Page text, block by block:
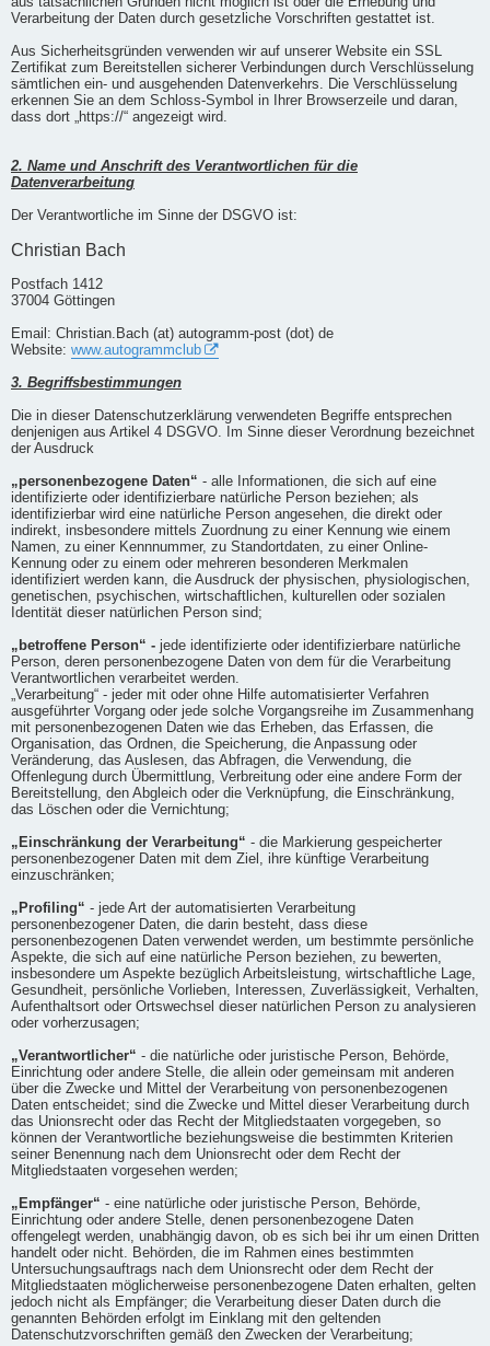
Verarbeitung der Daten durch gesetzliche Vorschriften gestattet ist.
Aus Sicherheitsgründen verwenden wir auf unserer Website ein SSL
Zertifikat zum Bereitstellen sicherer Verbindungen durch Verschlüsselung
sämtlichen ein- und ausgehenden Datenverkehrs. Die Verschlüsselung
erkennen Sie an dem Schloss-Symbol in Ihrer Browserzeile und daran,
dass dort „https://“ angezeigt wird.
2. Name und Anschrift des Verantwortlichen für die
Datenverarbeitung
Der Verantwortliche im Sinne der DSGVO ist:
Christian Bach
Postfach 1412
37004 Göttingen
Email: Christian.Bach (at) autogramm-post (dot) de
Website: www.autogrammclub
3. Begriffsbestimmungen
Die in dieser Datenschutzerklärung verwendeten Begriffe entsprechen
denjenigen aus Artikel 4 DSGVO. Im Sinne dieser Verordnung bezeichnet
der Ausdruck
„personenbezogene Daten“ - alle Informationen, die sich auf eine
identifizierte oder identifizierbare natürliche Person beziehen; als
identifizierbar wird eine natürliche Person angesehen, die direkt oder
indirekt, insbesondere mittels Zuordnung zu einer Kennung wie einem
Namen, zu einer Kennnummer, zu Standortdaten, zu einer Online-
Kennung oder zu einem oder mehreren besonderen Merkmalen
identifiziert werden kann, die Ausdruck der physischen, physiologischen,
genetischen, psychischen, wirtschaftlichen, kulturellen oder sozialen
Identität dieser natürlichen Person sind;
„betroffene Person“ - jede identifizierte oder identifizierbare natürliche
Person, deren personenbezogene Daten von dem für die Verarbeitung
Verantwortlichen verarbeitet werden.
„Verarbeitung“ - jeder mit oder ohne Hilfe automatisierter Verfahren
ausgeführter Vorgang oder jede solche Vorgangsreihe im Zusammenhang
mit personenbezogenen Daten wie das Erheben, das Erfassen, die
Organisation, das Ordnen, die Speicherung, die Anpassung oder
Veränderung, das Auslesen, das Abfragen, die Verwendung, die
Offenlegung durch Übermittlung, Verbreitung oder eine andere Form der
Bereitstellung, den Abgleich oder die Verknüpfung, die Einschränkung,
das Löschen oder die Vernichtung;
„Einschränkung der Verarbeitung“ - die Markierung gespeicherter
personenbezogener Daten mit dem Ziel, ihre künftige Verarbeitung
einzuschränken;
„Profiling“ - jede Art der automatisierten Verarbeitung
personenbezogener Daten, die darin besteht, dass diese
personenbezogenen Daten verwendet werden, um bestimmte persönliche
Aspekte, die sich auf eine natürliche Person beziehen, zu bewerten,
insbesondere um Aspekte bezüglich Arbeitsleistung, wirtschaftliche Lage,
Gesundheit, persönliche Vorlieben, Interessen, Zuverlässigkeit, Verhalten,
Aufenthaltsort oder Ortswechsel dieser natürlichen Person zu analysieren
oder vorherzusagen;
„Verantwortlicher“ - die natürliche oder juristische Person, Behörde,
Einrichtung oder andere Stelle, die allein oder gemeinsam mit anderen
über die Zwecke und Mittel der Verarbeitung von personenbezogenen
Daten entscheidet; sind die Zwecke und Mittel dieser Verarbeitung durch
das Unionsrecht oder das Recht der Mitgliedstaaten vorgegeben, so
können der Verantwortliche beziehungsweise die bestimmten Kriterien
seiner Benennung nach dem Unionsrecht oder dem Recht der
Mitgliedstaaten vorgesehen werden;
„Empfänger“ - eine natürliche oder juristische Person, Behörde,
Einrichtung oder andere Stelle, denen personenbezogene Daten
offengelegt werden, unabhängig davon, ob es sich bei ihr um einen Dritten
handelt oder nicht. Behörden, die im Rahmen eines bestimmten
Untersuchungsauftrags nach dem Unionsrecht oder dem Recht der
Mitgliedstaaten möglicherweise personenbezogene Daten erhalten, gelten
jedoch nicht als Empfänger; die Verarbeitung dieser Daten durch die
genannten Behörden erfolgt im Einklang mit den geltenden
Datenschutzvorschriften gemäß den Zwecken der Verarbeitung;